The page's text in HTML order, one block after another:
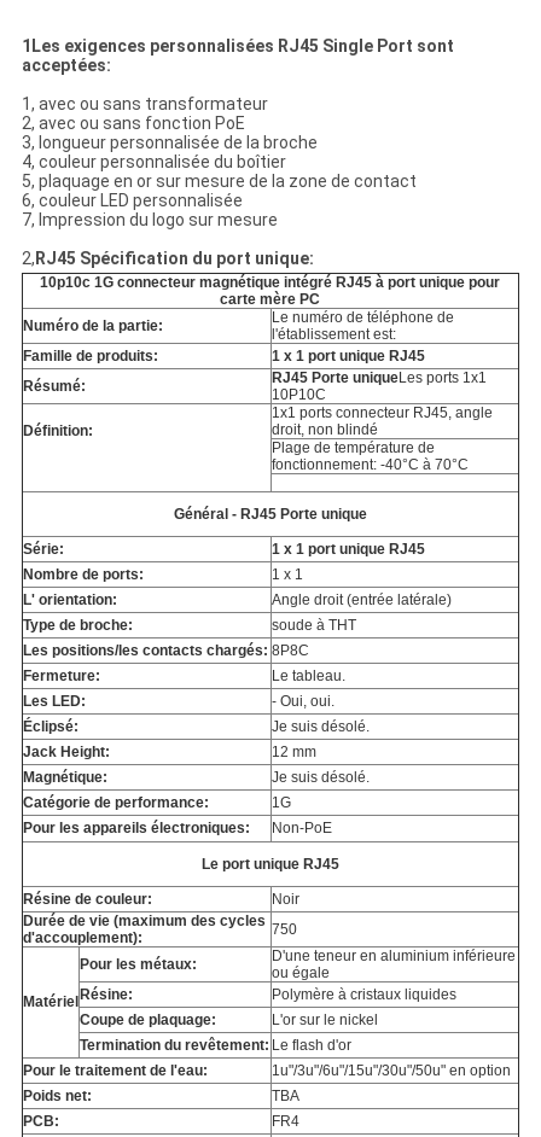
1Les exigences personnalisées RJ45 Single Port sont
acceptées:
1, avec ou sans transformateur
2, avec ou sans fonction PoE
3, longueur personnalisée de la broche
4, couleur personnalisée du boîtier
5, plaquage en or sur mesure de la zone de contact
6, couleur LED personnalisée
7, Impression du logo sur mesure
2, RJ45 Spécification du port unique:
10p10c 1G connecteur magnétique intégré RJ45 à port unique pour
carte mère PC
Numéro de la partie:
Le numéro de téléphone de
l'établissement est:
Famille de produits:
1 x 1 port unique RJ45
Résumé:
RJ45 Porte uniqueLes ports 1x1
10P10C
Définition:
1x1 ports connecteur RJ45, angle
droit, non blindé
Plage de température de
fonctionnement: -40°C à 70°C
Général - RJ45 Porte unique
Série:
1 x 1 port unique RJ45
Nombre de ports:
1 x 1
L' orientation:
Angle droit (entrée latérale)
Type de broche:
soude à THT
Les positions/les contacts chargés: 8P8C
Fermeture:
Le tableau.
Les LED:
- Oui, oui.
Éclipsé:
Je suis désolé.
Jack Height:
12 mm
Magnétique:
Je suis désolé.
Catégorie de performance:
1G
Pour les appareils électroniques:
Non-PoE
Le port unique RJ45
Résine de couleur:
Noir
Durée de vie (maximum des cycles
d'accouplement):
750
Matériel
Pour les métaux:
D'une teneur en aluminium inférieure
ou égale
Résine:
Polymère à cristaux liquides
Coupe de plaquage:
L'or sur le nickel
Termination du revêtement: Le flash d'or
Pour le traitement de l'eau:
1u"/3u"/6u"/15u"/30u"/50u" en option
Poids net:
TBA
PCB:
FR4